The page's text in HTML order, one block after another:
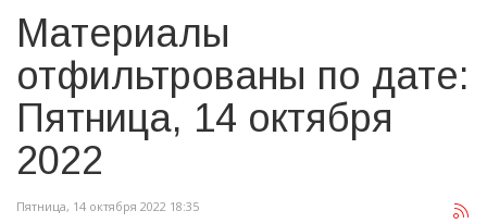
Материалы
отфильтрованы по дате:
Пятница, 14 октября
2022
Пятница, 14 октября 2022 18:35